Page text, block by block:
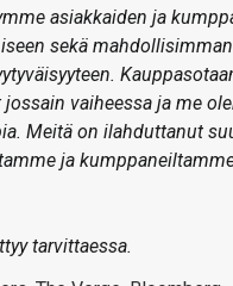
asiakkaiden ja
sekä
jossain vaiheessa ja me
Meitä on ilahduttanut
ja
tarvittaessa.